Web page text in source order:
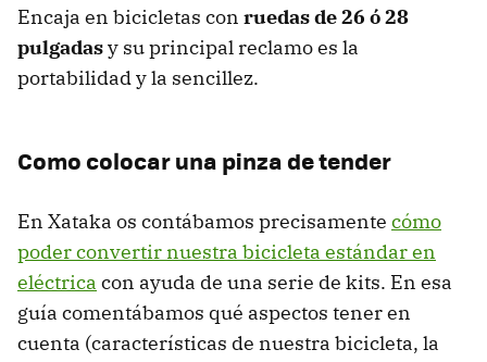
Encaja en bicicletas con ruedas de 26 ó 28
pulgadasy su principal reclamo es la
portabilidad y la sencillez.
Como colocar una pinza de tender
En Xataka os contábamos precisamente cómo
poder convertir nuestra bicicleta estándar en
eléctrica con ayuda de una serie de kits. En esa
guía comentábamos qué aspectos tener en
cuenta (características de nuestra bicicleta, la